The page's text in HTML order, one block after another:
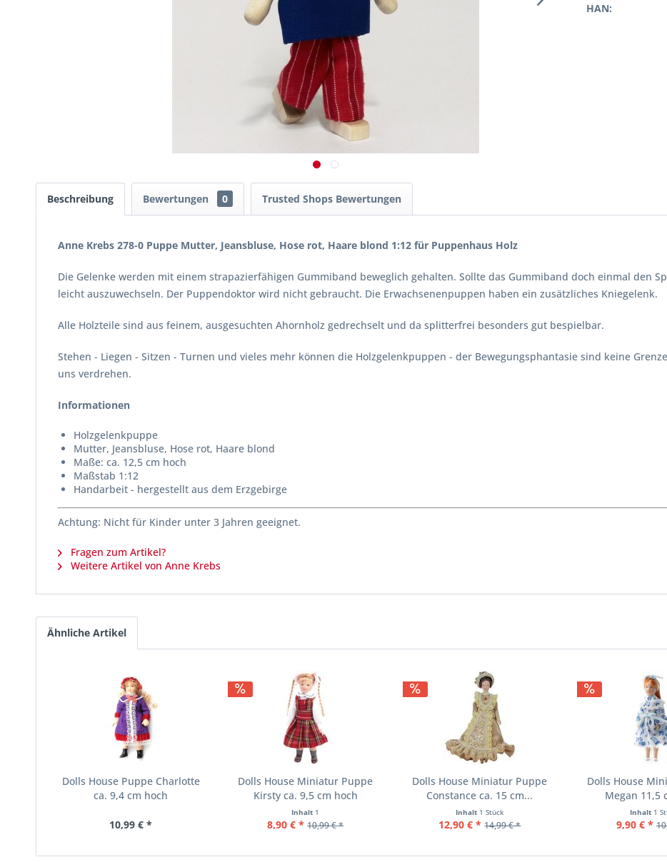
HAN:
Beschreibung Bewertungen 0 Trusted Shops Bewertungen
Anne Krebs 278-0 Puppe Mutter, Jeansbluse, Hose rot, Haare blond 1:12 für Puppenhaus Holz
Die Gelenke werden mit einem strapazierfähigen Gummiband beweglich gehalten. Sollte das Gummiband doch einmal den
leicht auszuwechseln. Der Puppendoktor wird nicht gebraucht. Die Erwachsenenpuppen haben ein zusätzliches Kniegelenk.
Alle Holzteile sind aus feinem, ausgesuchten Ahornholz gedrechselt und da splitterfrei besonders gut bespielbar.
Stehen - Liegen - Sitzen - Turnen und vieles mehr können die Holzgelenkpuppen - der Bewegungsphantasie sind keine
uns verdrehen.
Informationen
Holzgelenkpuppe
Mutter, Jeansbluse, Hose rot, Haare blond
Maße: ca. 12,5 cm hoch
Maßstab 1:12
Handarbeit - hergestellt aus dem Erzgebirge
Achtung: Nicht für Kinder unter 3 Jahren geeignet.
Fragen zum Artikel?
Weitere Artikel von Anne Krebs
Ähnliche Artikel
Dolls House Puppe Charlotte
ca. 9,4 cm hoch
10,99 € *
Dolls House Miniatur Puppe
Kirsty ca. 9,5 cm hoch
Inhalt 1
8,90 € * 10,99 € *
Dolls House Miniatur Puppe
Constance ca. 15 cm...
Inhalt 1 Stück
12,90 € * 14,99 € *
Dolls House
Megan 11,5
Inhalt 1
9,90 € *